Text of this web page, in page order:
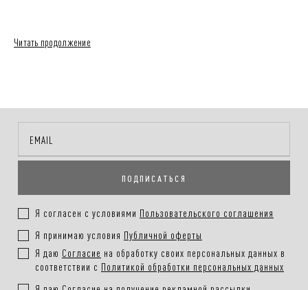
Читать продолжение
ПОДПИСАТЬСЯ
Я согласен с условиями Пользовательского соглашения
Я принимаю условия Публичной оферты
Я даю Согласие на обработку своих персональных данных в
соответствии с Политикой обработки персональных данных